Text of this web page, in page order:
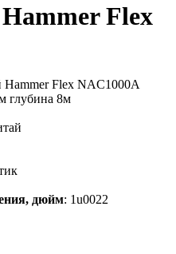
Flex
Hammer Flex NAC1000A
глубина 8м
дюйм: 1u0022